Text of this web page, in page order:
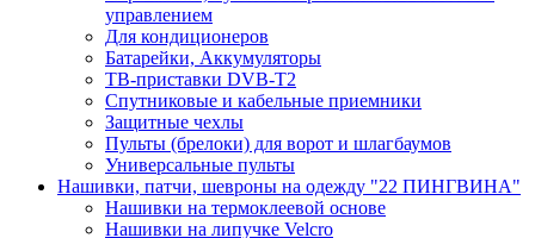
управлением
Для кондиционеров
Батарейки, Аккумуляторы
ТВ-приставки DVB-T2
Спутниковые и кабельные приемники
Защитные чехлы
Пульты (брелоки) для ворот и шлагбаумов
Универсальные пульты
Нашивки, патчи, шевроны на одежду "22 ПИНГВИНА"
Нашивки на термоклеевой основе
Нашивки на липучке Velcro